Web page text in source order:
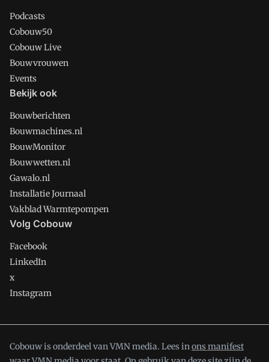
Podcasts
Cobouw50
Cobouw Live
Bouwvrouwen
Events
Bekijk ook
Bouwberichten
Bouwmachines.nl
BouwMonitor
Bouwwetten.nl
Gawalo.nl
Installatie Journaal
Vakblad Warmtepompen
Volg Cobouw
Facebook
LinkedIn
x
Instagram
Cobouw is onderdeel van VMN media. Lees inons manifest